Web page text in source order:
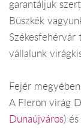
garantáljuk
Büszkék
vállalunk
Fejér
A Fleron virág
Dunaújváros)